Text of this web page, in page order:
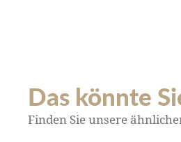
Das könnte
Finden Sie unsere